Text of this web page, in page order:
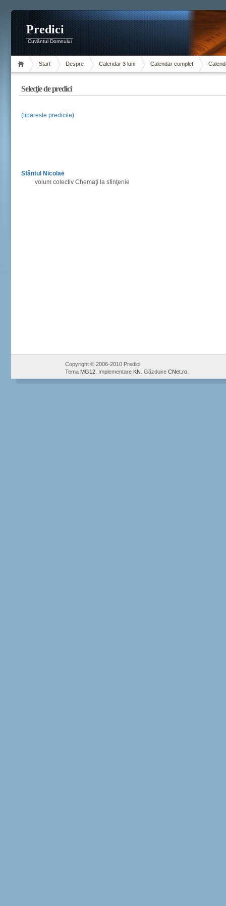
Predici
Cuvântul Domnului
Start Despre Calendar 3 luni Calendar complet
Selecţie de predici
(tipareste predicile)
Sfântul Nicolae
volum colectiv Chemaţi la sfinţenie
Copyright © 2006-2010 Predici
Tema MG12 . Implementare KN . Găzduire CNet.ro